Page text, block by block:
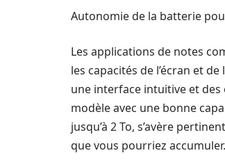
Autonomie de la batterie
Les applications de notes
les capacités de l’écran et
une interface intuitive et
modèle avec une bonne
jusqu’à 2 To, s’avère
que vous pourriez accumuler.